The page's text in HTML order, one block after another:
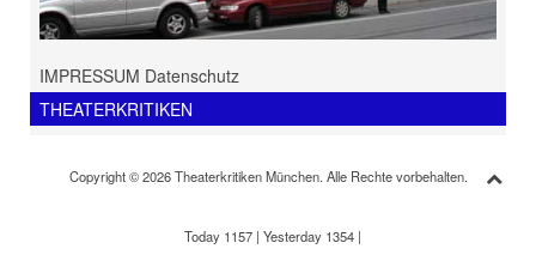
IMPRESSUM Datenschutz
THEATERKRITIKEN
Copyright © 2026 Theaterkritiken München. Alle Rechte vorbehalten.
Today 1157 | Yesterday 1354 |